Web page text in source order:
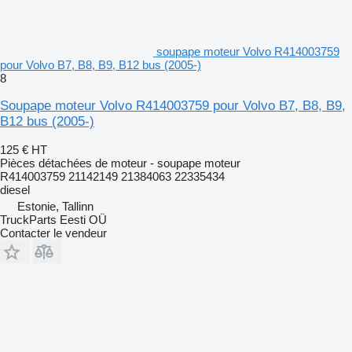
soupape moteur Volvo R414003759
pour Volvo B7, B8, B9, B12 bus (2005-)
8
Soupape moteur Volvo R414003759 pour Volvo B7, B8, B9,
B12 bus (2005-)
125 € HT
Pièces détachées de moteur - soupape moteur
R414003759 21142149 21384063 22335434
diesel
Estonie, Tallinn
TruckParts Eesti OÜ
Contacter le vendeur